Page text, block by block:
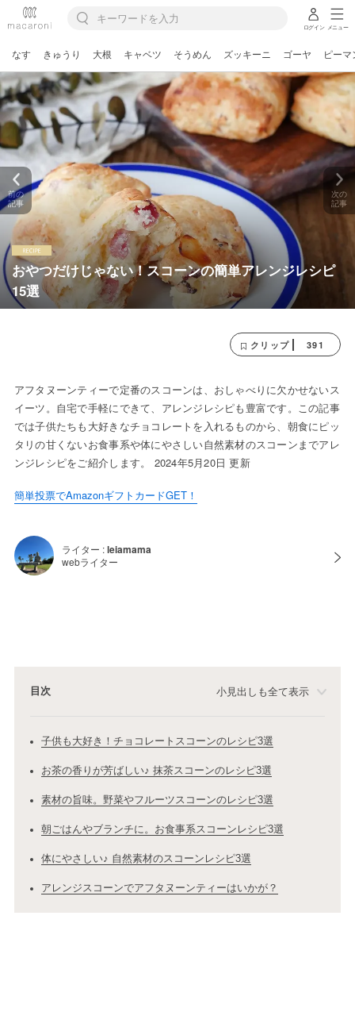
ログイン メニュー
なす きゅうり 大根 キャベツ そうめん ズッキーニ ゴーヤ ピーマ
おやつだけじゃない！スコーンの簡単アレンジレシピ
15選
前の
記事
次の
記事
クリップ 391
アフタヌーンティーで定番のスコーンは、おしゃべりに欠かせないス
イーツ。自宅で手軽にできて、アレンジレシピも豊富です。この記事
では子供たちも大好きなチョコレートを入れるものから、朝食にピッ
タリの甘くないお食事系や体にやさしい自然素材のスコーンまでアレ
ンジレシピをご紹介します。 2024年5月20日 更新
簡単投票でAmazonギフトカードGET！
ライター :leiamama
webライター
目次 小見出しも全て表示
子供も大好き！チョコレートスコーンのレシピ3選
お茶の香りが芳ばしい♪ 抹茶スコーンのレシピ3選
素材の旨味。野菜やフルーツスコーンのレシピ3選
朝ごはんやブランチに。お食事系スコーンレシピ3選
体にやさしい♪ 自然素材のスコーンレシピ3選
アレンジスコーンでアフタヌーンティーはいかが？